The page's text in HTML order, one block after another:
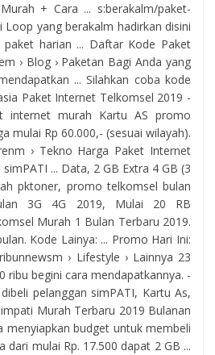
+ Cara ... s:berakalm/paket-
yang berakalm hadirkan disini
harian ... Daftar Kode Paket
› Blog › Paketan Bagi Anda yang
... Silahkan coba kode
Paket Internet Telkomsel 2019 -
internet murah Kartu AS promo
mulai Rp 60.000,- (sesuai wilayah).
› Tekno Harga Paket Internet
... Data, 2 GB Extra 4 GB (3
pktoner, promo telkomsel bulan
3G 4G 2019, Mulai 20 RB
Murah 1 Bulan Terbaru 2019.
Kode Lainya: ... Promo Hari Ini:
› Lifestyle › Lainnya 23
ribu begini cara mendapatkannya. -
pelanggan simPATI, Kartu As,
Murah Terbaru 2019 Bulanan
menyiapkan budget untuk membeli
mulai Rp. 17.500 dapat 2 GB ...